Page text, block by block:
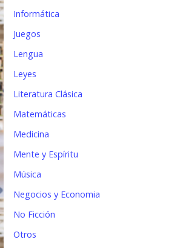
Informática
Juegos
Lengua
Leyes
Literatura Clásica
Matemáticas
Medicina
Mente y Espíritu
Música
Negocios y Economia
No Ficción
Otros